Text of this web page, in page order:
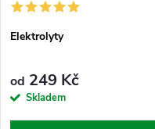
Elektrolyty
od 249 Kč
Skladem